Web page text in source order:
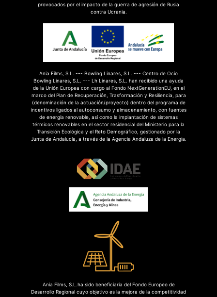
provocados por el impacto de la guerra de agresión de Rusia
contra Ucrania.
Ania Films, S.L. --- Bowling Linares, S.L. --- Centro de Ocio
Bowling Linares, S.L. --- Lh Linares, S.L. han recibido una ayuda
de la Unión Europea con cargo al Fondo NextGenerationEU, en el
marco del Plan de Recuperación, Trasformación y Resiliencia, para
(denominación de la actuación/proyecto) dentro del programa de
incentivos ligados al autoconsumo y almacenamiento, con fuentes
de energía renovable, así como la implantación de sistemas
térmicos renovables en el sector residencial del Ministerio para la
Transición Ecológica y el Reto Demográfico, gestionado por la
Junta de Andalucía, a través de la Agencia Andaluza de la Energía.
Ania Films, S.L.ha sido beneficiaria del Fondo Europeo de
Desarrollo Regional cuyo objetivo es la mejora de la competitividad